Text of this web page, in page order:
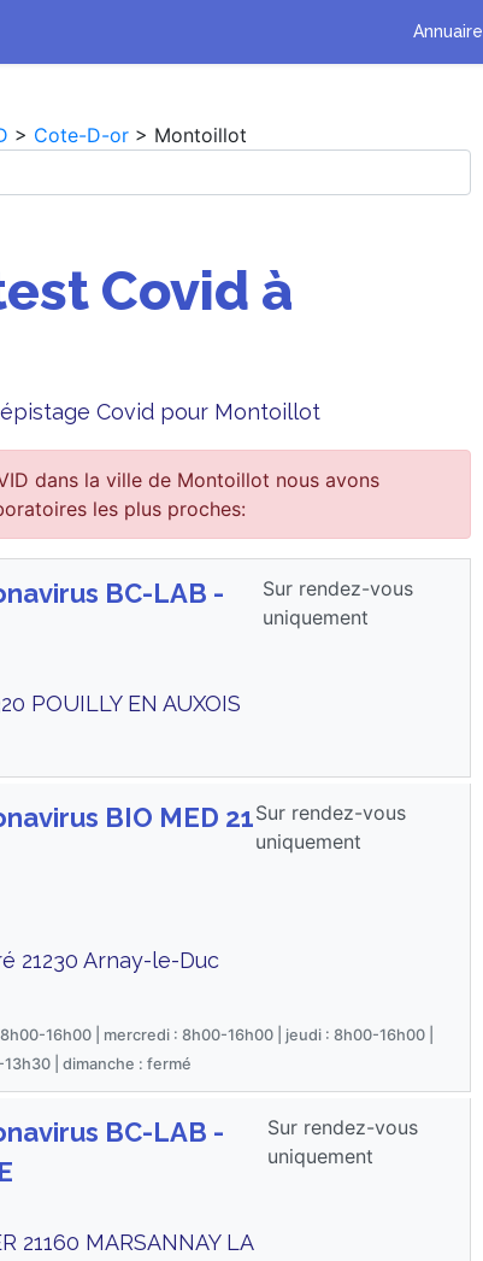
Annuaire
> Cote-D-or > Montoillot
Covid à
Covid pour Montoillot
dans la ville de Montoillot nous avons
les plus proches:
BC-LAB -
POUILLY EN AUXOIS
Sur rendez-vous
uniquement
BIO MED 21
21230 Arnay-le-Duc
Sur rendez-vous
uniquement
16h00 | mercredi : 8h00-16h00 | jeudi : 8h00-16h00 |
| dimanche : fermé
BC-LAB -
21160 MARSANNAY LA
Sur rendez-vous
uniquement